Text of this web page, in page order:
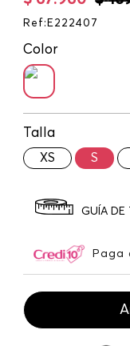
Ref : E222407
Color
Talla
XS S
GUÍA DE
Paga